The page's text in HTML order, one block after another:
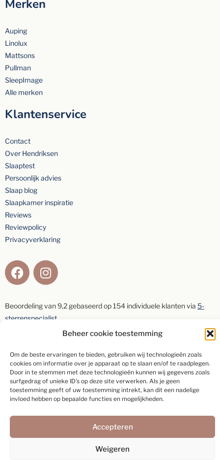
Beheer cookie toestemming
Om de beste ervaringen te bieden, gebruiken wij technologieën zoals
cookies om informatie over je apparaat op te slaan en/of te raadplegen.
Door in te stemmen met deze technologieën kunnen wij gegevens zoals
surfgedrag of unieke ID's op deze site verwerken. Als je geen
toestemming geeft of uw toestemming intrekt, kan dit een nadelige
invloed hebben op bepaalde functies en mogelijkheden.
Accepteren
Weigeren
Merken
Auping
Linolux
Mattsons
Pullman
SleepImage
Alle merken
Klantenservice
Contact
Over Hendriksen
Slaaptest
Persoonlijk advies
Slaap blog
Slaapkamer inspiratie
Reviews
Reviewpolicy
Privacyverklaring
Beoordeling van9,2 gebaseerd op154 individuele klanten via 5-
sterrenspecialist